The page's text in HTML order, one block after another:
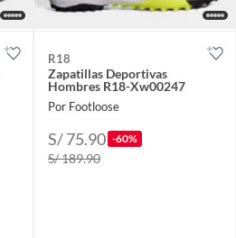
R18
Zapatillas Deportivas
Hombres R18-Xw00247
Por Footloose
S/ 75.90 -60%
S/ 189.90